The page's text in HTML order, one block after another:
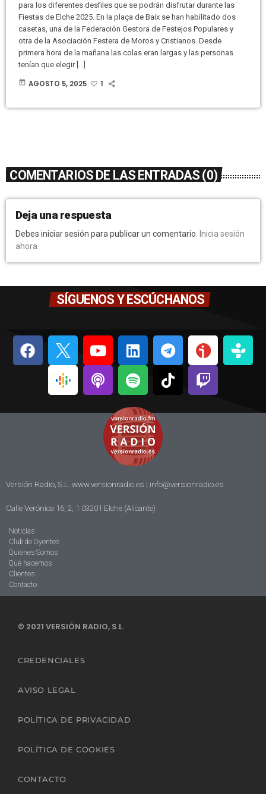
para los diferentes desfiles que se podrán disfrutar durante las
Fiestas de Elche 2025. En la plaça de Baix se han habilitado dos
casetas, una de la Federación Gestora de Festejos Populares y
otra de la Asociación Festera de Moros y Cristianos. Desde
primera hora de la mañana las colas eran largas y las personas
tenían que elegir […]
today AGOSTO 5, 2025 1
COMENTARIOS DE LAS ENTRADAS (0)
Deja una respuesta
Debes iniciar sesión para publicar un comentario.
Inicia sesión
ahora
SÍGUENOS Y ESCÚCHANOS
Versión Radio, S.L. www.versionradio.es | info@versionradio.es
Calle Verónica 16, 2, 1 03201 Elche (Alicante)
Noticias
Club de Oyentes
Quienes Somos
Qué hacemos
Clientes
Contacto
© 2021 VERSIÓN RADIO, S.L.
CREDENCIALES
AVISO LEGAL
POLÍTICA DE PRIVACIDAD
POLÍTICA DE COOKIES
CONTACTO